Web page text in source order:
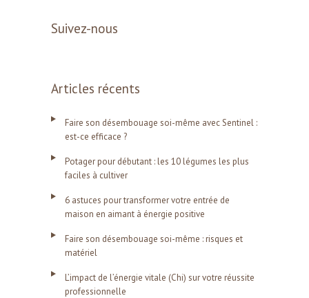
Suivez-nous
Articles récents
Faire son désembouage soi-même avec Sentinel :
est-ce efficace ?
Potager pour débutant : les 10 légumes les plus
faciles à cultiver
6 astuces pour transformer votre entrée de
maison en aimant à énergie positive
Faire son désembouage soi-même : risques et
matériel
L’impact de l’énergie vitale (Chi) sur votre réussite
professionnelle